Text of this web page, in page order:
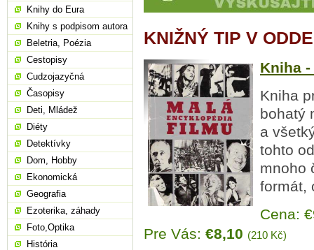
KNIŽNÝ TIP V
Kniha
Kniha
bohatý
a
tohto
mnoho
formát,
Cena:
Pre Vás: €8,10 (210 Kč)
Knihy do Eura
Knihy s podpisom autora
Beletria, Poézia
Cestopisy
Cudzojazyčná
Časopisy
Deti, Mládež
Diéty
Detektívky
Dom, Hobby
Ekonomická
Geografia
Ezoterika, záhady
Foto,Optika
História